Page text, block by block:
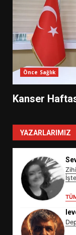
Önce Sağlık
Kanser
YAZARLARIMIZ